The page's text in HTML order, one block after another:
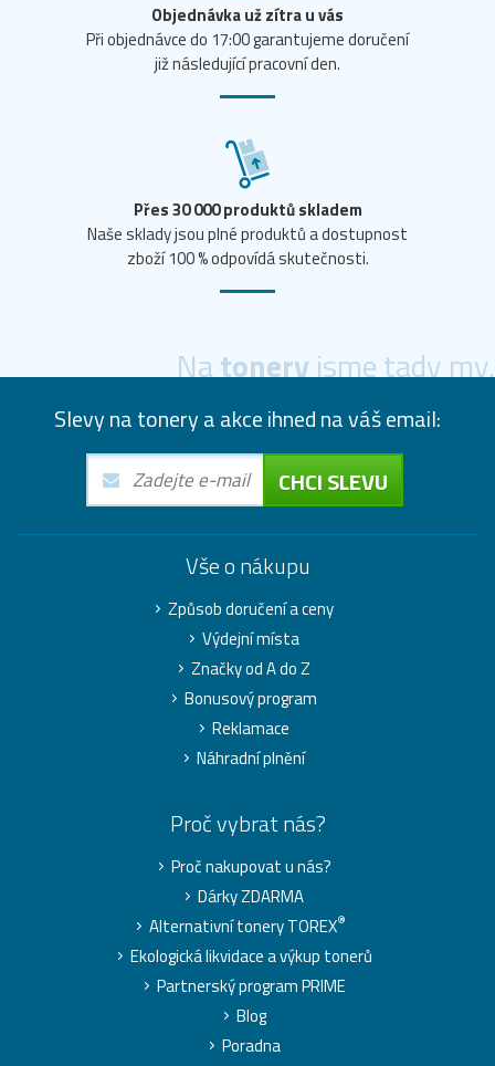
Objednávka už zítra u vás
Při objednávce do 17:00 garantujeme doručení
již následující pracovní den.
Přes 30 000 produktů skladem
Naše sklady jsou plné produktů a dostupnost
zboží 100 % odpovídá skutečnosti.
Natoneryjsme tady my.
Slevy na tonery a akce ihned na váš email:
CHCI SLEVU
Vše o nákupu
Způsob doručení a ceny
Výdejní místa
Značky od A do Z
Bonusový program
Reklamace
Náhradní plnění
Proč vybrat nás?
Proč nakupovat u nás?
Dárky ZDARMA
Alternativní tonery TOREX®
Ekologická likvidace a výkup tonerů
Partnerský program PRIME
Blog
Poradna